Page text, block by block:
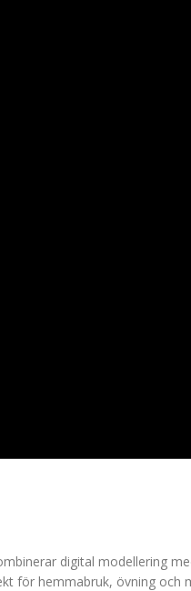
digital modellering
för hemmabruk, övning och